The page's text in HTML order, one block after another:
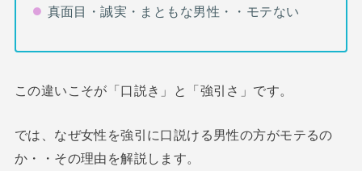
真面目・誠実・まともな男性・・モテない
この違いこそが「口説き」と「強引さ」です。
では、なぜ女性を強引に口説ける男性の方がモテるの
か・・その理由を解説します。